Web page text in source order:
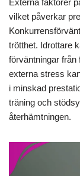
Externa faktorer
vilket påverkar
trötthet. Idrottare
förväntningar från
externa stress
i minskad
träning och
återhämtningen.